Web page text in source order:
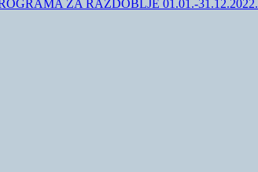
ZA RAZDOBLJE 01.01.-31.12.2022.